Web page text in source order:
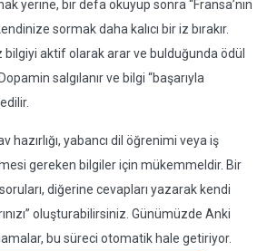
yerine, bir defa okuyup sonra “Fransa’nın
sormak daha kalıcı bir iz bırakır.
bilgiyi aktif olarak arar ve bulduğunda ödül
salgılanır ve bilgi “başarıyla
hazırlığı, yabancı dil öğrenimi veya iş
gereken bilgiler için mükemmeldir. Bir
diğerine cevapları yazarak kendi
oluşturabilirsiniz. Günümüzde Anki
bu süreci otomatik hale getiriyor.